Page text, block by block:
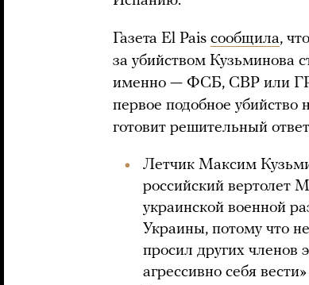
Газета El Pais сообщила,
за убийством Кузьминова
именно — ФСБ, СВР или
первое подобное
готовит решительный
Летчик Максим
российский вертолет
украинской военной
Украины, потому что
просил других членов
агрессивно себя